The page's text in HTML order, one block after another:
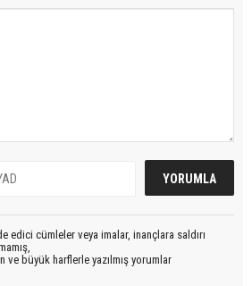
edici cümleler veya imalar, inançlara saldırı
ve büyük harflerle yazılmış yorumlar